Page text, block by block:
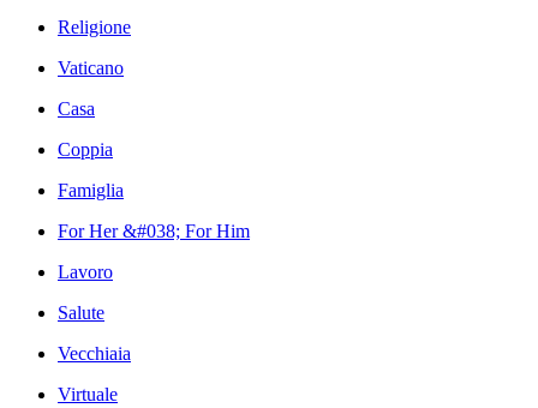
Religione
Vaticano
Casa
Coppia
Famiglia
For Her &#038; For Him
Lavoro
Salute
Vecchiaia
Virtuale